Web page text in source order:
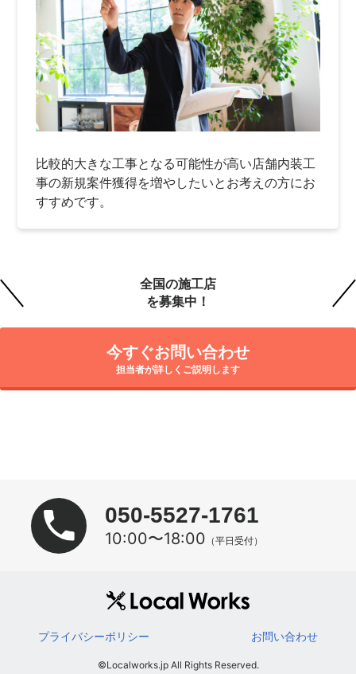
比較的大きな工事となる可能性が高い店舗内装工
事の新規案件獲得を増やしたいとお考えの方にお
すすめです。
全国の施工店
を募集中！
今すぐお問い合わせ
担当者が詳しくご説明します
050-5527-1761
10:00〜18:00 （平日受付）
プライバシーポリシー お問い合わせ
©Localworks.jp All Rights Reserved.